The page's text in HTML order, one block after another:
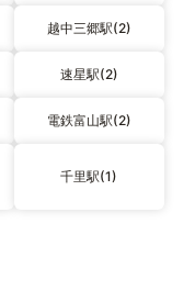
越中三郷駅(2)
速星駅(2)
電鉄富山駅(2)
千里駅(1)